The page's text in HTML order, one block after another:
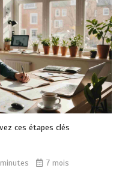
ces étapes clés
7 mois